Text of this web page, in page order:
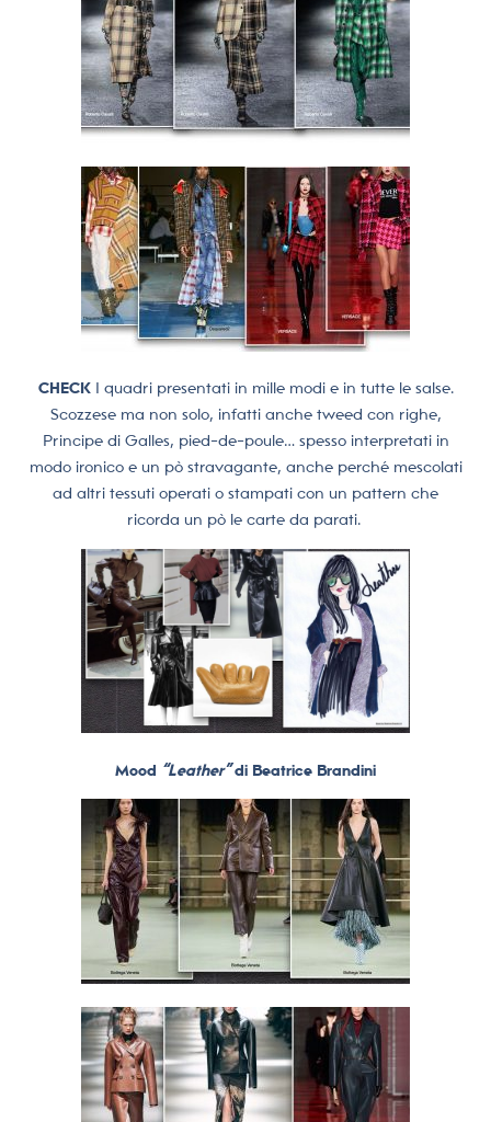
CHECK I quadri presentati in mille modi e in tutte le salse.
Scozzese ma non solo, infatti anche tweed con righe,
Principe di Galles, pied-de-poule… spesso interpretati in
modo ironico e un pò stravagante, anche perché mescolati
ad altri tessuti operati o stampati con un pattern che
ricorda un pò le carte da parati.
Mood “Leather”di Beatrice Brandini